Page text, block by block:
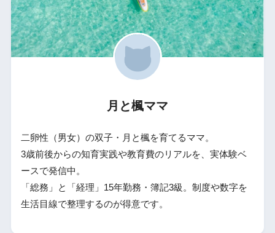
月と楓ママ
二卵性（男女）の双子・月と楓を育てるママ。
3歳前後からの知育実践や教育費のリアルを、実体験ベ
ースで発信中。
「総務」と「経理」15年勤務・簿記3級。制度や数字を
生活目線で整理するのが得意です。